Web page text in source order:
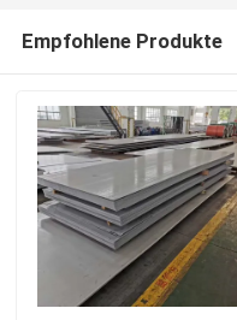
Empfohlene Produkte